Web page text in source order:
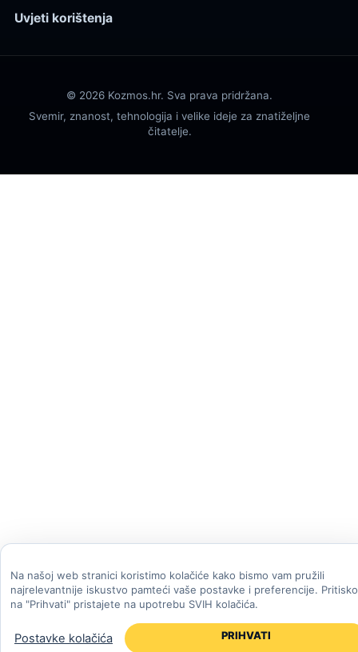
Uvjeti korištenja
© 2026 Kozmos.hr. Sva prava pridržana.
Svemir, znanost, tehnologija i velike ideje za znatiželjne
čitatelje.
Na našoj web stranici koristimo kolačiće kako bismo vam pružili
najrelevantnije iskustvo pamteći vaše postavke i preferencije.
na "Prihvati" pristajete na upotrebu SVIH kolačića.
Postavke kolačića PRIHVATI